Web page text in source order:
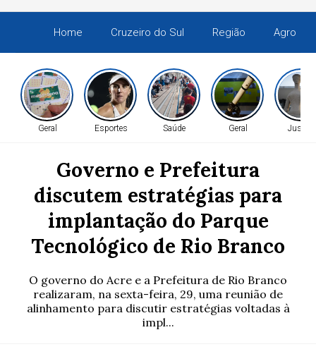
Home Cruzeiro do Sul Região Agro
Geral Esportes Saúde Geral Justiça
Governo e Prefeitura
discutem estratégias para
implantação do Parque
Tecnológico de Rio Branco
O governo do Acre e a Prefeitura de Rio Branco
realizaram, na sexta-feira, 29, uma reunião de
alinhamento para discutir estratégias voltadas à
impl...